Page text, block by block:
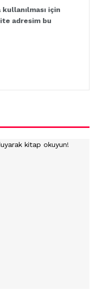
için
adresim bu